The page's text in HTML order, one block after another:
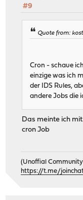
#9
Quote from:
Cron - schaue
einzige was ich
der IDS Rules,
andere Jobs die
Das meinte ich
cron Job
(Unoffial
https://t.me/